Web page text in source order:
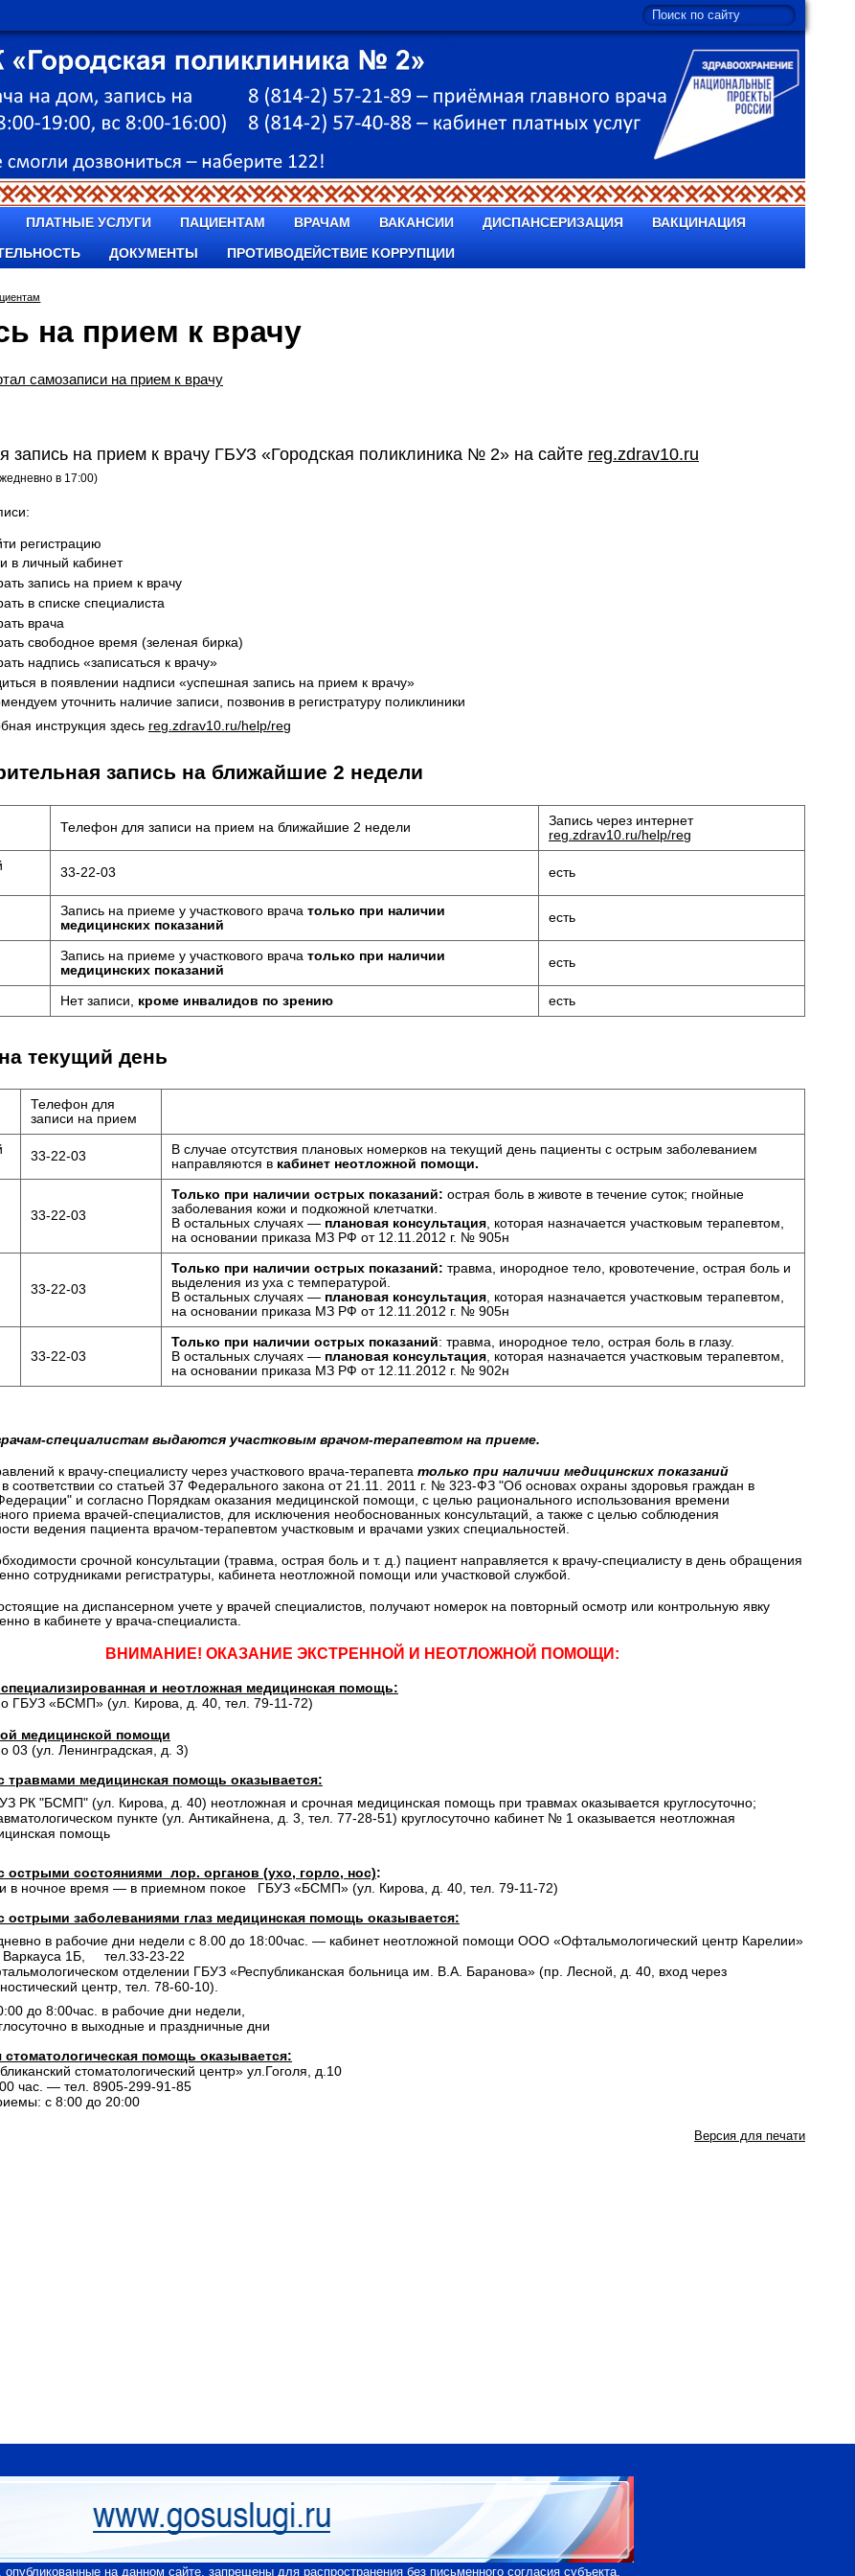
ПЛАТНЫЕ УСЛУГИ ПАЦИЕНТАМ ВРАЧАМ ВАКАНСИИ ДИСПАНСЕРИЗАЦИЯ ВАКЦИНАЦИЯ
ДОКУМЕНТЫ ПРОТИВОДЕЙСТВИЕ КОРРУПЦИИ
на прием к врачу
самозаписи на прием к врачу
запись на прием к врачу ГБУЗ «Городская поликлиника № 2» на сайте reg.zdrav10.ru
в 17:00)
регистрацию
в личный кабинет
запись на прием к врачу
в списке специалиста
врача
свободное время (зеленая бирка)
надпись «записаться к врачу»
в появлении надписи «успешная запись на прием к врачу»
уточнить наличие записи, позвонив в регистратуру поликлиники
инструкция здесь reg.zdrav10.ru/help/reg
запись на ближайшие 2 недели
Телефон для записи на прием на ближайшие 2 недели
Запись через интернет
reg.zdrav10.ru/help/reg
33-22-03 есть
Запись на приеме у участкового врача только при наличии
медицинских показаний
есть
Запись на приеме у участкового врача только при наличии
медицинских показаний
есть
Нет записи, кроме инвалидов по зрению есть
текущий день
Телефон для
записи на прием
33-22-03
В случае отсутствия плановых номерков на текущий день пациенты с острым заболеванием
направляются в кабинет неотложной помощи.
33-22-03
Только при наличии острых показаний: острая боль в животе в течение суток; гнойные
заболевания кожи и подкожной клетчатки.
В остальных случаях — плановая консультация, которая назначается участковым терапевтом,
на основании приказа МЗ РФ от 12.11.2012 г. № 905н
33-22-03
Только при наличии острых показаний: травма, инородное тело, кровотечение, острая боль и
выделения из уха с температурой.
В остальных случаях — плановая консультация, которая назначается участковым терапевтом,
на основании приказа МЗ РФ от 12.11.2012 г. № 905н
33-22-03
Только при наличии острых показаний: травма, инородное тело, острая боль в глазу.
В остальных случаях — плановая консультация, которая назначается участковым терапевтом,
на основании приказа МЗ РФ от 12.11.2012 г. № 902н
специалистам выдаются участковым врачом-терапевтом на приеме.
к врачу-специалисту через участкового врача-терапевта только при наличии медицинских показаний
в соответствии со статьей 37 Федерального закона от 21.11. 2011 г. № 323-ФЗ "Об основах охраны здоровья граждан в
и согласно Порядкам оказания медицинской помощи, с целью рационального использования времени
приема врачей-специалистов, для исключения необоснованных консультаций, а также с целью соблюдения
ведения пациента врачом-терапевтом участковым и врачами узких специальностей.
срочной консультации (травма, острая боль и т. д.) пациент направляется к врачу-специалисту в день обращения
сотрудниками регистратуры, кабинета неотложной помощи или участковой службой.
на диспансерном учете у врачей специалистов, получают номерок на повторный осмотр или контрольную явку
в кабинете у врача-специалиста.
ВНИМАНИЕ! ОКАЗАНИЕ ЭКСТРЕННОЙ И НЕОТЛОЖНОЙ ПОМОЩИ:
специализированная и неотложная медицинская помощь:
ГБУЗ «БСМП» (ул. Кирова, д. 40, тел. 79-11-72)
медицинской помощи
03 (ул. Ленинградская, д. 3)
травмами медицинская помощь оказывается:
РК "БСМП" (ул. Кирова, д. 40) неотложная и срочная медицинская помощь при травмах оказывается круглосуточно;
пункте (ул. Антикайнена, д. 3, тел. 77-28-51) круглосуточно кабинет № 1 оказывается неотложная
помощь
острыми состояниями лор. органов (ухо, горло, нос):
в ночное время — в приемном покое ГБУЗ «БСМП» (ул. Кирова, д. 40, тел. 79-11-72)
острыми заболеваниями глаз медицинская помощь оказывается:
в рабочие дни недели с 8.00 до 18:00час. — кабинет неотложной помощи ООО «Офтальмологический центр Карелии»
Варкауса 1Б, тел.33-23-22
отделении ГБУЗ «Республиканская больница им. В.А. Баранова» (пр. Лесной, д. 40, вход через
центр, тел. 78-60-10).
до 8:00час. в рабочие дни недели,
в выходные и праздничные дни
стоматологическая помощь оказывается:
стоматологический центр» ул.Гоголя, д.10
час. — тел. 8905-299-91-85
с 8:00 до 20:00
Версия для печати
на данном сайте, запрещены для распространения без письменного согласия субъекта.